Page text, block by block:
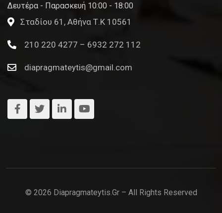
Δευτέρα - Παρασκευή 10:00 - 18:00
Σταδίου 61, Αθήνα Τ.Κ 10561
210 220 4277 – 6932 272 112
diapragmateytis@gmail.com
© 2026 Diapragmateytis.gr – All Rights Reserved